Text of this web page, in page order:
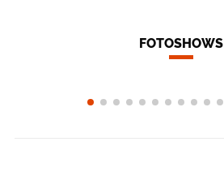
FOTOSHOWS
In den Campingurlaub mit